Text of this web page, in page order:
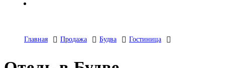
Главная Продажа Будва Гостиница